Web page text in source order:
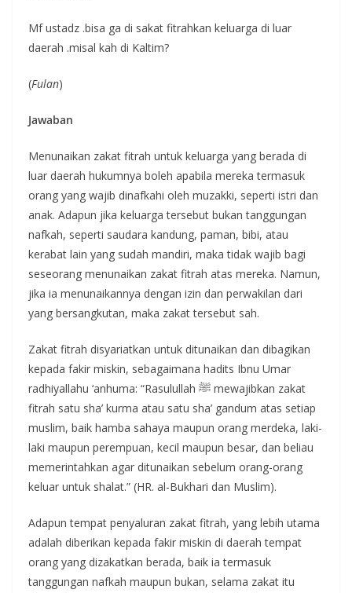
Mf ustadz .bisa ga di sakat fitrahkan keluarga di luar
daerah .misal kah di Kaltim?
(Fulan)
Jawaban
Menunaikan zakat fitrah untuk keluarga yang berada di
luar daerah hukumnya boleh apabila mereka termasuk
orang yang wajib dinafkahi oleh muzakki, seperti istri dan
anak. Adapun jika keluarga tersebut bukan tanggungan
nafkah, seperti saudara kandung, paman, bibi, atau
kerabat lain yang sudah mandiri, maka tidak wajib bagi
seseorang menunaikan zakat fitrah atas mereka. Namun,
jika ia menunaikannya dengan izin dan perwakilan dari
yang bersangkutan, maka zakat tersebut sah.
Zakat fitrah disyariatkan untuk ditunaikan dan dibagikan
kepada fakir miskin, sebagaimana hadits Ibnu Umar
radhiyallahu ‘anhuma: “Rasulullah ﷺ mewajibkan zakat
fitrah satu sha’ kurma atau satu sha’ gandum atas setiap
muslim, baik hamba sahaya maupun orang merdeka, laki-
laki maupun perempuan, kecil maupun besar, dan beliau
memerintahkan agar ditunaikan sebelum orang-orang
keluar untuk shalat.” (HR. al-Bukhari dan Muslim).
Adapun tempat penyaluran zakat fitrah, yang lebih utama
adalah diberikan kepada fakir miskin di daerah tempat
orang yang dizakatkan berada, baik ia termasuk
tanggungan nafkah maupun bukan, selama zakat itu